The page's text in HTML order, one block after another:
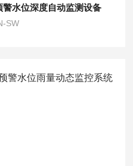
水位深度自动监测设备
SW